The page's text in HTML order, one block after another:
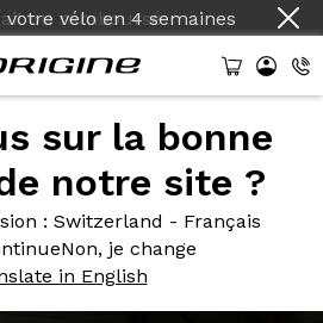
votre véloen4 semaines
sur la bonne
notre site ?
: Switzerland - Français
Non, je change
in English
on demand
Colors on